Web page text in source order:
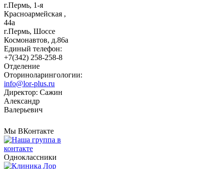
г.Пермь, 1-я
Красноармейская ,
44а
г.Пермь, Шоссе
Космонавтов, д.86а
Единый телефон:
+7(342) 258-258-8
Отделение
Оториноларингологии:
info@lor-plus.ru
Директор: Сажин
Александр
Валерьевич
Мы ВКонтакте
Одноклассники